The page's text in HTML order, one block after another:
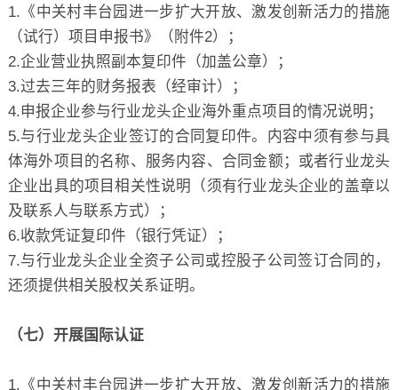
1.《中关村丰台园进一步扩大开放、激发创新活力的措施
（试行）项目申报书》（附件2）；
2.企业营业执照副本复印件（加盖公章）；
3.过去三年的财务报表（经审计）；
4.申报企业参与行业龙头企业海外重点项目的情况说明；
5.与行业龙头企业签订的合同复印件。内容中须有参与具
体海外项目的名称、服务内容、合同金额；或者行业龙头
企业出具的项目相关性说明（须有行业龙头企业的盖章以
及联系人与联系方式）；
6.收款凭证复印件（银行凭证）；
7.与行业龙头企业全资子公司或控股子公司签订合同的，
还须提供相关股权关系证明。
（七）开展国际认证
1.《中关村丰台园进一步扩大开放、激发创新活力的措施